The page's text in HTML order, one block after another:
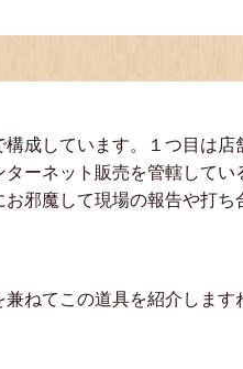
成しています。１つ目は
ーネット販売を管轄してい
邪魔して現場の報告や打ち
ねてこの道具を紹介します